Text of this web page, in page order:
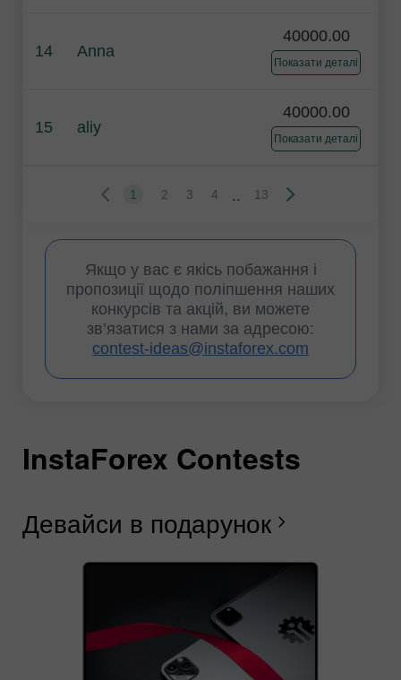
14 Anna
40000.00
Показати деталі
15 aliy
40000.00
Показати деталі
1 2 3 4 .. 13
Якщо у вас є якісь побажання і
пропозиції щодо поліпшення наших
конкурсів та акцій, ви можете
зв’язатися з нами за адресою:
contest-ideas@instaforex.com
InstaForex Contests
Девайси в подарунок chevron_right